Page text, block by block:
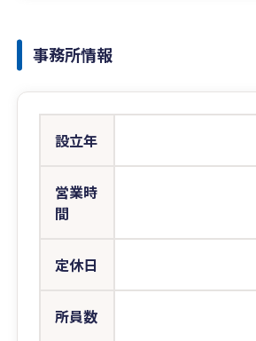
事務所情報
設立年
営業時
間
定休日
所員数